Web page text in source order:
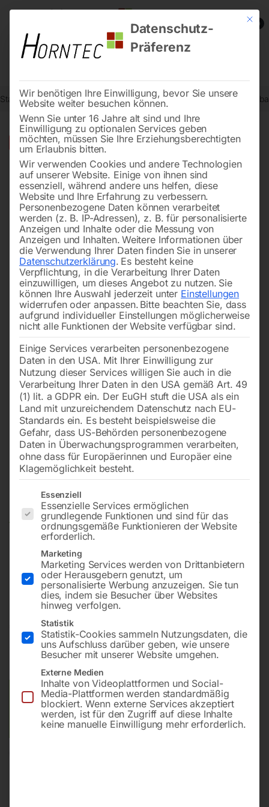
0
Start Steintrenntechnik Bodenbearbeitung Rüttelplatte
21%
Rüttelplatte reversierbar RPB24-
mit Honda-Motor GX160
24 kN Zentrifugalkraf
mit Schutzrahmen aus Stahl
2.640,00 €3.330,00
inkl. MwSt. Kostenloser Versand
Versandkosten Standard (Österreich):€0,00
Bitte beachten Sie: Die Versandkosten gelten für Österreich.
Andere Länder können abweichen.
Mit
Datenschutz-
Präferenz
Wir benötigen Ihre Einwilligung, bevor Sie unsere
Website weiter besuchen können.
Wenn Sie unter 16 Jahre alt sind und Ihre
Einwilligung zu optionalen Services geben
möchten, müssen Sie Ihre Erziehungsberechtigten
um Erlaubnis bitten.
Wir verwenden Cookies und andere Technologien
auf unserer Website. Einige von ihnen sind
essenziell, während andere uns helfen, diese
Website und Ihre Erfahrung zu verbessern.
Personenbezogene Daten können verarbeitet
werden (z. B. IP-Adressen), z. B. für personalisierte
Anzeigen und Inhalte oder die Messung von
Anzeigen und Inhalten. Weitere Informationen über
die Verwendung Ihrer Daten finden Sie in unserer
Datenschutzerklärung. Es besteht keine
Verpflichtung, in die Verarbeitung Ihrer Daten
einzuwilligen, um dieses Angebot zu nutzen. Sie
können Ihre Auswahl jederzeit unter Einstellungen
widerrufen oder anpassen. Bitte beachten Sie, dass
aufgrund individueller Einstellungen möglicherweise
nicht alle Funktionen der Website verfügbar sind.
Einige Services verarbeiten personenbezogene
Daten in den USA. Mit Ihrer Einwilligung zur
Nutzung dieser Services willigen Sie auch in die
Verarbeitung Ihrer Daten in den USA gemäß Art. 49
(1) lit. a GDPR ein. Der EuGH stuft die USA als ein
Land mit unzureichendem Datenschutz nach EU-
Standards ein. Es besteht beispielsweise die
Gefahr, dass US-Behörden personenbezogene
Daten in Überwachungsprogrammen verarbeiten,
ohne dass für Europäerinnen und Europäer eine
Klagemöglichkeit besteht.
Es folgt eine Liste der Service-Gruppen, für die eine
Essenziell
Essenzielle Services ermöglichen
grundlegende Funktionen und sind für das
ordnungsgemäße Funktionieren der Website
erforderlich.
Marketing
Marketing Services werden von Drittanbietern
oder Herausgebern genutzt, um
personalisierte Werbung anzuzeigen. Sie tun
dies, indem sie Besucher über Websites
hinweg verfolgen.
Statistik
Statistik-Cookies sammeln Nutzungsdaten, die
uns Aufschluss darüber geben, wie unsere
Besucher mit unserer Website umgehen.
Externe Medien
Inhalte von Videoplattformen und Social-
Media-Plattformen werden standardmäßig
blockiert. Wenn externe Services akzeptiert
werden, ist für den Zugriff auf diese Inhalte
keine manuelle Einwilligung mehr erforderlich.